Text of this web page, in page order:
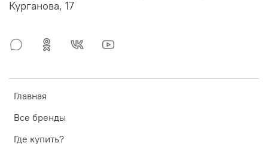
Главная
Все бренды
Где купить?
Курганова, 17